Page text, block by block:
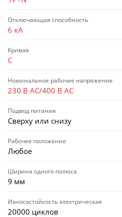
Отключающая способность
6 кА
Кривая
C
Номинальное рабочее напряжение
230 В AC/400 В AC
Подвод питания
Сверху или снизу
Рабочее положение
Любое
Ширина одного полюса
9 мм
Износостойкость электрическая
20000 циклов